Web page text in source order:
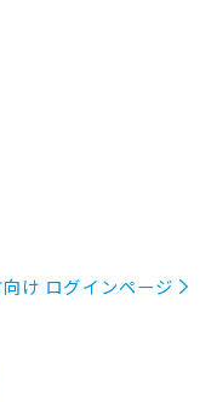
け ログインページ